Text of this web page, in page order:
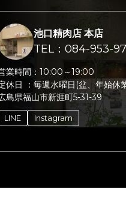
池口精肉店 本店
TEL：084-953-
業時間： 10:00～19:00
休日 ： 毎週水曜日(盆、年始休
島県福山市新涯町5-31-39
LINE Instagram